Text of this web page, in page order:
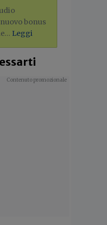
bonus
Leggi